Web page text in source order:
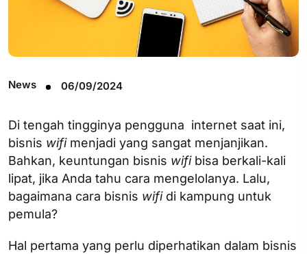
News 06/09/2024
Di tengah tingginya pengguna internet saat ini,
bisnis wifimenjadi yang sangat menjanjikan.
Bahkan, keuntungan bisnis wifibisa berkali-kali
lipat, jika Anda tahu cara mengelolanya. Lalu,
bagaimana cara bisnis wifidi kampung untuk
pemula?
Hal pertama yang perlu diperhatikan dalam bisnis